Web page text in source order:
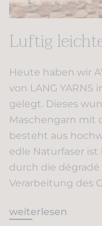
Luftig
Heute haben wir
von LANG
gelegt. Dieses
Maschengarn mit
besteht aus
edle Naturfaser
durch die
Verarbeitung des
weiterlesen